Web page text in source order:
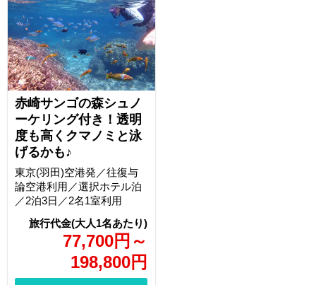
赤崎サンゴの森シュノ
ーケリング付き！透明
度も高くクマノミと泳
げるかも♪
77,700円 ～
198,800円
東京(羽田)空港発／往復与
論空港利用／選択ホテル泊
／2泊3日／2名1室利用